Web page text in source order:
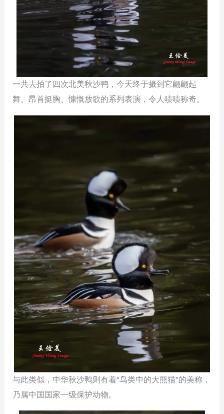
一共去拍了四次北美秋沙鸭，今天终于摄到它翩翩起
舞、昂首挺胸、慷慨放歌的系列表演，令人啧啧称奇。
与此类似，中华秋沙鸭则有着“鸟类中的大熊猫”的美称，
乃属中国国家一级保护动物。